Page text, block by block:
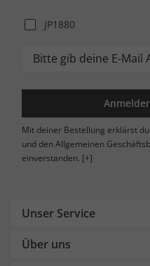
JP1880
Mit deiner Bestellung erklärst
und den Allgemeinen
einverstanden. [+]
Unser Service
Über uns